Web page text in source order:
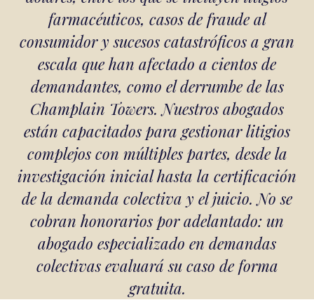
farmacéuticos, casos de fraude al
consumidor y sucesos catastróficos a gran
escala que han afectado a cientos de
demandantes, como el derrumbe de las
Champlain Towers. Nuestros abogados
están capacitados para gestionar litigios
complejos con múltiples partes, desde la
investigación inicial hasta la certificación
de la demanda colectiva y el juicio. No se
cobran honorarios por adelantado: un
abogado especializado en demandas
colectivas evaluará su caso de forma
gratuita.